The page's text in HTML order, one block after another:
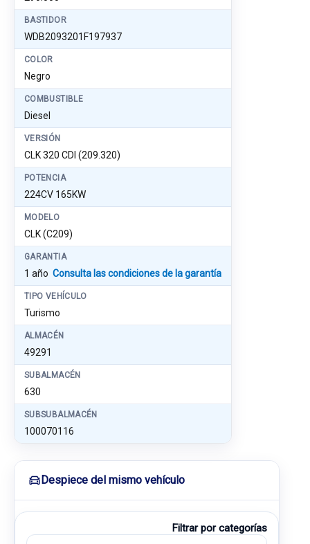
BASTIDOR
WDB2093201F197937
COLOR
Negro
COMBUSTIBLE
Diesel
VERSIÓN
CLK 320 CDI (209.320)
POTENCIA
224CV 165KW
MODELO
CLK (C209)
GARANTIA
1 año Consulta las condiciones de la garantía
TIPO VEHÍCULO
Turismo
ALMACÉN
49291
SUBALMACÉN
630
SUBSUBALMACÉN
100070116
Despiece del mismo vehículo
Filtrar por categorías